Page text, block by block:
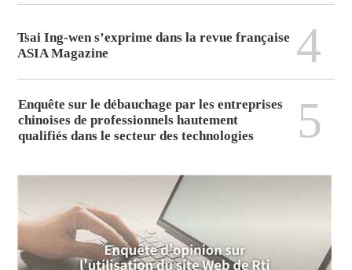
Tsai Ing-wen s’exprime dans la revue française
ASIA Magazine
4
Enquête sur le débauchage par les entreprises
chinoises de professionnels hautement
qualifiés dans le secteur des technologies
5